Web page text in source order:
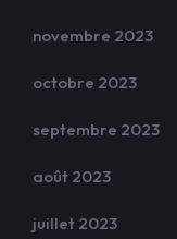
novembre 2023
octobre 2023
septembre 2023
août 2023
juillet 2023